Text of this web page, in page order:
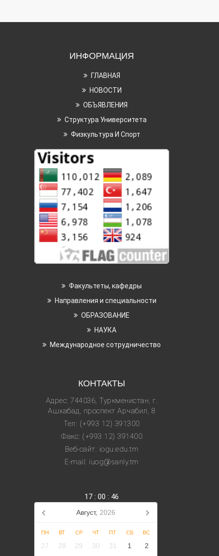
ИНФОРМАЦИЯ
ГЛАВНАЯ
НОВОСТИ
ОБЪЯВЛЕНИЯ
Структура Университета
Физкультура И Спорт
Факультеты, кафедры
Направления и специальности
ОБРАЗОВАНИЕ
НАУКА
Международное сотрудничество
КОНТАКТЫ
Адрес: 744036, Туркменистан, г.
Ашхабад, проспект Арчабил, 8
Тел: (+993 12) 391300
Факс: (+993 12) 391400
Веб-сайт: iogu.edu.tm
E-mail: iuog@sanly.tm
17 : 00 : 46
Август, 2026
ПН ВТ СР ЧТ ПТ СБ ВС
27 28 29 30 31 1 2